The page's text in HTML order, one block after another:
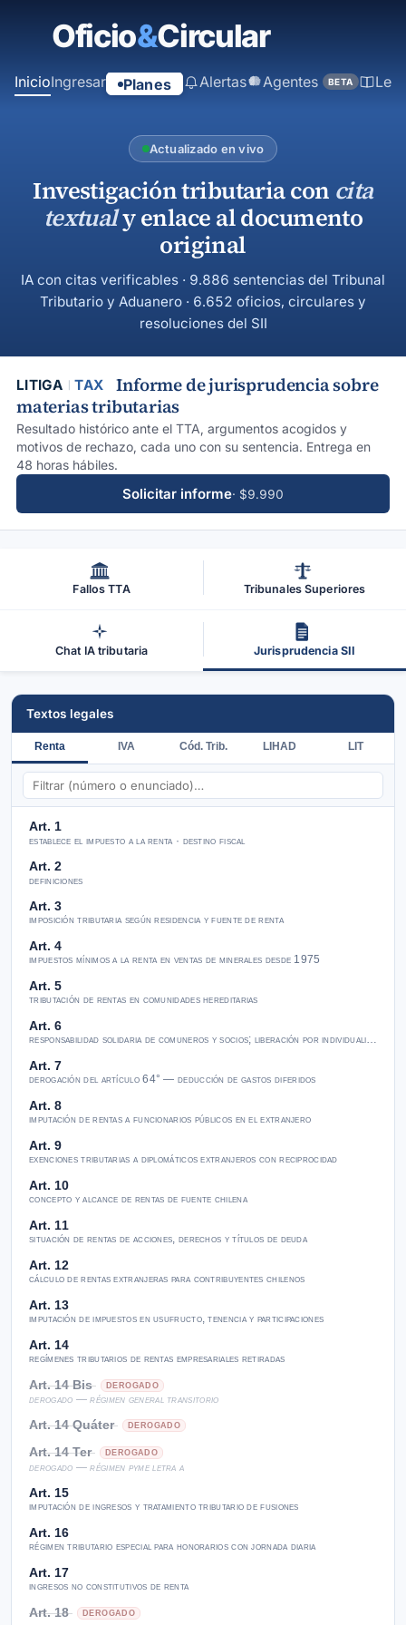
principal
InicioIngresar Planes Alertas Agentes BETA
Actualizado en vivo
Investigación tributaria con cita
textualy enlace al documento
original
IA con citas verificables · 9.886 sentencias del Tribunal
Tributario y Aduanero · 6.652 oficios, circulares y
resoluciones del SII
LITIGA TAX
Informe de jurisprudencia sobre
materias tributarias
Resultado histórico ante el TTA, argumentos acogidos y
motivos de rechazo, cada uno con su sentencia. Entrega en
48 horas hábiles.
Solicitar informe· $9.990
Fallos TTA Tribunales Superiores
Chat IA tributaria Jurisprudencia SII
Textos legales
Renta IVA Cód. Trib. LIHAD LIT
Art. 1
establece el impuesto a la renta · destino fiscal
Art. 2
definiciones
Art. 3
imposición tributaria según residencia y fuente de renta
Art. 4
impuestos mínimos a la renta en ventas de minerales desde 1975
Art. 5
tributación de rentas en comunidades hereditarias
Art. 6
responsabilidad solidaria de comuneros y socios; liberación por individualización
Art. 7
derogación del artículo 64° — deducción de gastos diferidos
Art. 8
imputación de rentas a funcionarios públicos en el extranjero
Art. 9
exenciones tributarias a diplomáticos extranjeros con reciprocidad
Art. 10
concepto y alcance de rentas de fuente chilena
Art. 11
situación de rentas de acciones, derechos y títulos de deuda
Art. 12
cálculo de rentas extranjeras para contribuyentes chilenos
Art. 13
imputación de impuestos en usufructo, tenencia y participaciones
Art. 14
regímenes tributarios de rentas empresariales retiradas
Art. 14 Bis DEROGADO
derogado — régimen general transitorio
Art. 14 Quáter DEROGADO
Art. 14 Ter DEROGADO
derogado — régimen pyme letra a
Art. 15
imputación de ingresos y tratamiento tributario de fusiones
Art. 16
régimen tributario especial para honorarios con jornada diaria
Art. 17
ingresos no constitutivos de renta
Art. 18 DEROGADO